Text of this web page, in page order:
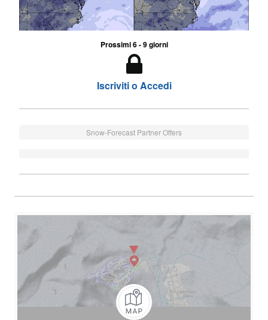
Prossimi 6 - 9 giorni
Iscriviti o Accedi
Snow-Forecast Partner Offers